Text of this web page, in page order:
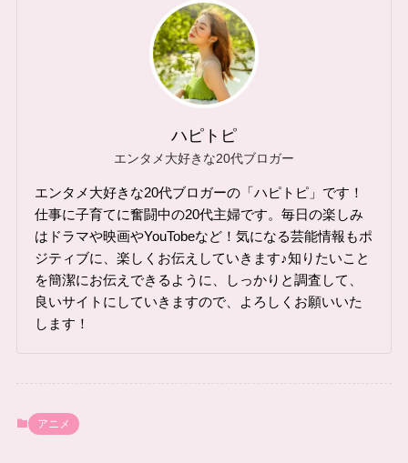
ハピトピ
エンタメ大好きな20代ブロガー
エンタメ大好きな20代ブロガーの「ハピトピ」です！
仕事に子育てに奮闘中の20代主婦です。毎日の楽しみ
はドラマや映画やYouTobeなど！気になる芸能情報もポ
ジティブに、楽しくお伝えしていきます♪知りたいこと
を簡潔にお伝えできるように、しっかりと調査して、
良いサイトにしていきますので、よろしくお願いいた
します！
アニメ